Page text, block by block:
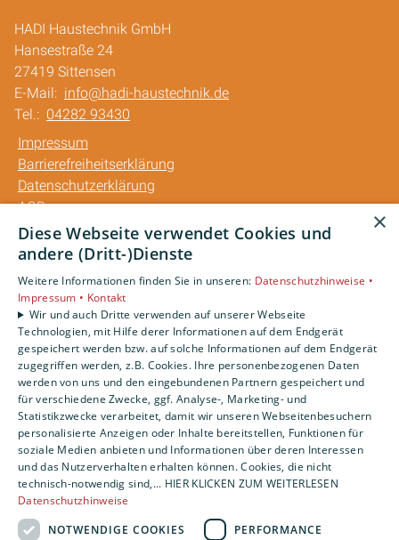
HADI Haustechnik GmbH
Hansestraße 24
27419 Sittensen
E-Mail: info@hadi-haustechnik.de
Tel.: 04282 93430
Impressum
Barrierefreiheitserklärung
Datenschutzerklärung
AGB
Unsere Bereiche
Gewerbekunden
Karriere
Unternehmen
Kontakt
×
Diese Webseite verwendet Cookies und
andere (Dritt-)Dienste
Weitere Informationen finden Sie in unseren: Datenschutzhinweise •
Impressum • Kontakt
Wir und auch Dritte verwenden auf unserer Webseite
Technologien, mit Hilfe derer Informationen auf dem Endgerät
gespeichert werden bzw. auf solche Informationen auf dem Endgerät
zugegriffen werden, z.B. Cookies. Ihre personenbezogenen Daten
werden von uns und den eingebundenen Partnern gespeichert und
für verschiedene Zwecke, ggf. Analyse-, Marketing- und
Statistikzwecke verarbeitet, damit wir unseren Webseitenbesuchern
personalisierte Anzeigen oder Inhalte bereitstellen, Funktionen für
soziale Medien anbieten und Informationen über deren Interessen
und das Nutzerverhalten erhalten können. Cookies, die nicht
technisch-notwendig sind,... HIER KLICKEN ZUM WEITERLESEN
Datenschutzhinweise
NOTWENDIGE COOKIES
PERFORMANCE